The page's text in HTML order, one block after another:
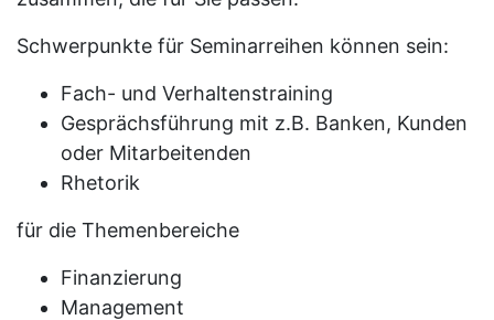
Schwerpunkte für Seminarreihen können sein:
Fach- und Verhaltenstraining
Gesprächsführung mit z.B. Banken, Kunden
oder Mitarbeitenden
Rhetorik
für die Themenbereiche
Finanzierung
Management